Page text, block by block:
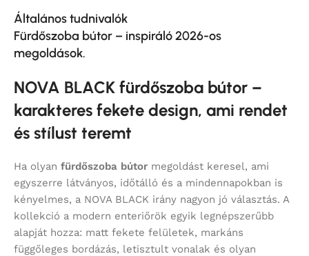
Általános tudnivalók
Fürdőszoba bútor – inspiráló 2026-os
megoldások.
NOVA BLACK fürdőszoba bútor –
karakteres fekete design, ami rendet
és stílust teremt
Ha olyan fürdőszoba bútor megoldást keresel, ami
egyszerre látványos, időtálló és a mindennapokban is
kényelmes, a NOVA BLACK irány nagyon jó választás. A
kollekció a modern enteriőrök egyik legnépszerűbb
alapját hozza: matt fekete felületek, markáns
függőleges bordázás, letisztult vonalak és olyan